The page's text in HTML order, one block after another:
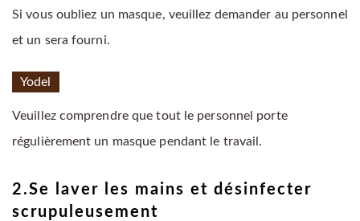
Si vous oubliez un masque, veuillez demander au personnel
et un sera fourni.
Yodel
Veuillez comprendre que tout le personnel porte
régulièrement un masque pendant le travail.
2.Se laver les mains et désinfecter
scrupuleusement